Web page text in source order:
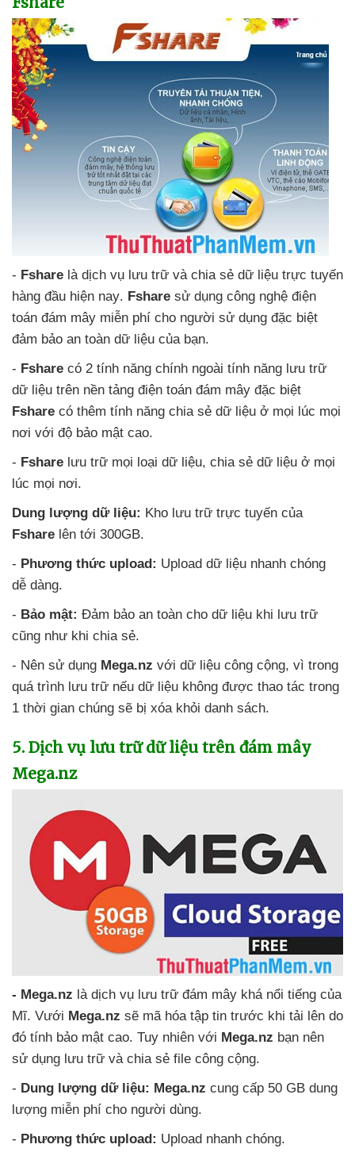
- Fshare là dịch vụ lưu trữ và chia sẻ dữ liệu trực tuyến
hàng đầu hiện nay. Fshare sử dụng công nghệ điện
toán đám mây miễn phí cho người sử dụng đặc biệt
đảm bảo an toàn dữ liệu của bạn.
- Fshare có 2 tính năng chính ngoài tính năng lưu trữ
dữ liệu trên nền tảng điện toán đám mây đặc biệt
Fshare có thêm tính năng chia sẻ dữ liệu ở mọi lúc mọi
nơi với độ bảo mật cao.
- Fshare lưu trữ mọi loại dữ liệu, chia sẻ dữ liệu ở mọi
lúc mọi nơi.
Dung lượng dữ liệu: Kho lưu trữ trực tuyến của
Fshare lên tới 300GB.
- Phương thức upload: Upload dữ liệu nhanh chóng
dễ dàng.
- Bảo mật: Đảm bảo an toàn cho dữ liệu khi lưu trữ
cũng như khi chia sẻ.
- Nên sử dụng Mega.nz với dữ liệu công cộng, vì trong
quá trình lưu trữ nếu dữ liệu không được thao tác trong
1 thời gian chúng sẽ bị xóa khỏi danh sách.
5. Dịch vụ lưu trữ dữ liệu trên đám mây
Mega.nz
- Mega.nz là dịch vụ lưu trữ đám mây khá nổi tiếng của
Mĩ. Vưới Mega.nz sẽ mã hóa tập tin trước khi tải lên do
đó tính bảo mật cao. Tuy nhiên với Mega.nz bạn nên
sử dụng lưu trữ và chia sẻ file công cộng.
- Dung lượng dữ liệu: Mega.nz cung cấp 50 GB dung
lượng miễn phí cho người dùng.
- Phương thức upload: Upload nhanh chóng.